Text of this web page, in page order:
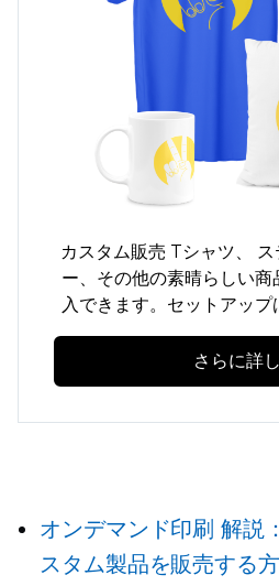
カスタム販売 Tシャツ、
ー、その他の素晴らしい
入できます。セットアップ
さらに詳
オンデマンド印刷 解説
スタム製品を販売する